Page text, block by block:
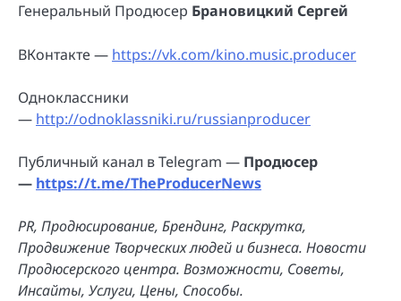
Генеральный Продюсер Брановицкий Сергей
ВКонтакте — https://vk.com/kino.music.producer
Одноклассники
— http://odnoklassniki.ru/russianproducer
Публичный канал в Telegram — Продюсер
— https://t.me/TheProducerNews
PR, Продюсирование, Брендинг, Раскрутка,
Продвижение Творческих людей и бизнеса. Новости
Продюсерского центра. Возможности, Советы,
Инсайты, Услуги, Цены, Способы.